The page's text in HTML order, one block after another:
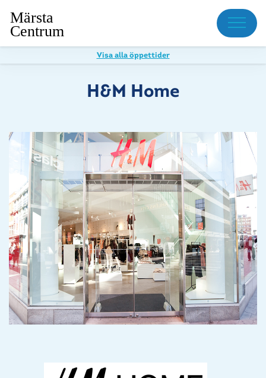
Meny
Visa alla öppettider
H&M Home